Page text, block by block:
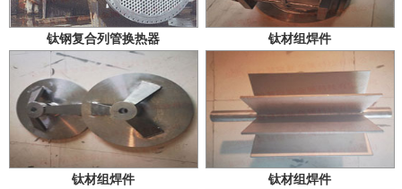
钛钢复合列管换热器 钛材组焊件
钛材组焊件 钛材组焊件